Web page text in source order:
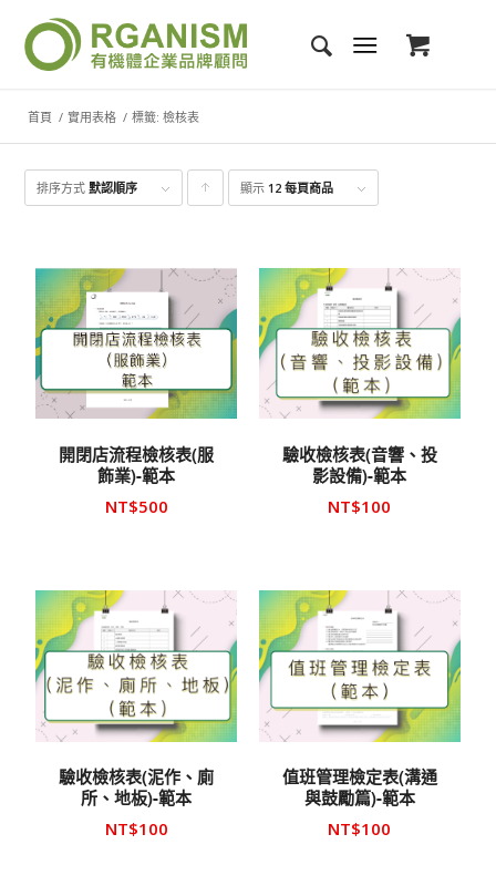
首頁 / 實用表格 / 標籤: 檢核表
排序方式默認順序 點
品
顯示 12 每頁商品
開閉店流程檢核表(服
飾業)-範本
NT$500
驗收檢核表(音響、投
影設備)-範本
NT$100
驗收檢核表(泥作、廁
所、地板)-範本
NT$100
值班管理檢定表(溝通
與鼓勵篇)-範本
NT$100